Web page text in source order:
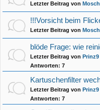
Letzter Beitrag von
!!!Vorsicht beim
Letzter Beitrag von
blöde Frage: wie
Letzter Beitrag von Prinz9
Antworten: 7
Kartuschenfilter
Letzter Beitrag von Prinz9
Antworten: 7